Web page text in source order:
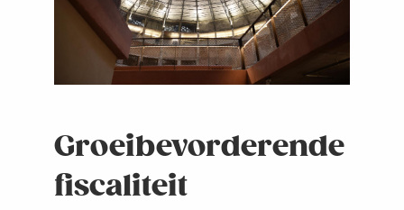
Groeibevorderende
fiscaliteit